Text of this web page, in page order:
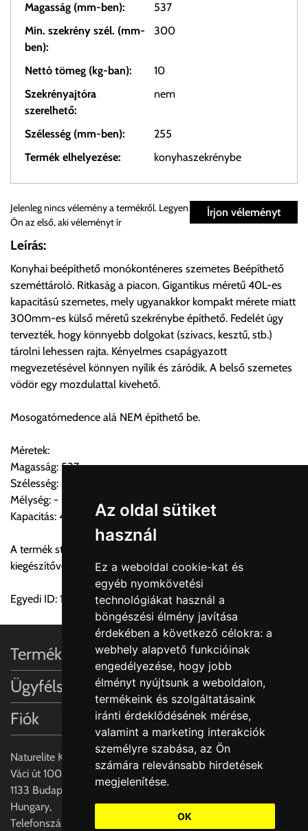
Az oldal sütiket
használ
Ez a weboldal cookie-kat és
egyéb nyomkövetési
technológiákat használ a
böngészési élmény javítása
érdekében a következő célokra: a
webhely alapvető funkcióinak
engedélyezése, hogy jobb
élményt nyújtsunk a weboldalon,
termékeink és szolgáltatásaink
iránti érdeklődésének mérése,
valamint a marketing interakciók
személyre szabása, az Ön
számára relevánsabb hirdetések
megjelenítése.
OK
Magasság (mm-ben):
537
Min. szekrény szél. (mm-
ben):
300
Nettó tömeg (kg-ban):
10
Szekrényajtóra
szerelhető:
nem
Szélesség (mm-ben):
255
Termék elhelyezése:
konyhaszekrénybe
Személyes átvétel:
Önnek lehetősége van rendelését a beérkezést követően
előre egyeztetett időpontban.
Cím:1133 Budapest, Váci út 100.
Szállítási díjak:
Az oldalunkon rendelés esetén, amennyiben szállítást is kér,
úgy esetenként több lehetőséget ajánl fel a program. Kérjük, a
költséget válassza ki.
automatikusan nem ajánl fel szállítási költséget, úgy válassza
a 0.- forintos szállítást, kollégáink megvizsgálják a vásárolt
termék adatait, majd visszaigazolják a szállítás költségét.
Ingyenes szállítási lehetőség nincs!
Egyes termékek súlyát a program nem ismeri, rendelés esetén
a központ igazolja vissza. Amennyiben a költséget az Ön által
gondoltnál magasabb értékben igazoljuk vissza, úgy a
visszaigazolástól számított 24 órán belül a terméket
lemondhatja, vagy kérheti a személyes átvételre való
FIGYELEM!!
KERÁMIA TERMÉKEK SZÁLLÍTATÁSA NEM, VAGY CSAK
A MEGRENDELŐ KIFEJEZETT KÉRÉSÉRE ÉS
FELELŐSSÉGÉRE LEHETSÉGES!!
Egyéb leírások:
Budapesti szállítások:
1, Budapestre kért szállítás esetén az általános szállítás
helyett időre történő extra szállítás kérése is lehetséges
egyedi áron. A szállítás megbeszélt időablakban lehetőség
Írjon véleményt
Jelenleg nincs vélemény a termékről. Legyen
Ön az első, aki véleményt ír
Leírás:
Konyhai beépíthető monókonténeres szemetes Beépíthető
szeméttároló. Ritkaság a piacon. Gigantikus méretű 40L-es
kapacitású szemetes, mely ugyanakkor kompakt mérete miatt
300mm-es külső méretű szekrénybe építhető. Fedelét úgy
tervezték, hogy könnyebb dolgokat (szivacs, kesztű, stb.)
tárolni lehessen rajta. Kényelmes csapágyazott
megvezetésével könnyen nyílik és záródik. A belső szemetes
vödör egy mozdulattal kivehető.
Mosogatómedence alá NEM építhető be.
Méretek:
Magasság: 537mm
Szélesség: 300mm(szekrény)
Mélység: -
Kapacitás: 40L
A termék stabilitásának növelésére javasoljuk a 222101-es
kiegészítővel való beépítését.
Egyedi ID: 1000231140
Naturelite Kft,
Váci út 100.,
1133 Budapest,
Hungary,
Telefonszám: +(36) 70-427-3837
Termékinformációk
Ügyfélszolgálat
Fiók